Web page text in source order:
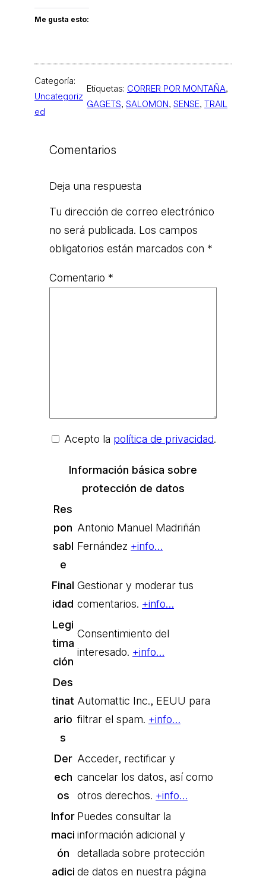
Me gusta esto:
Categoría:
Uncategoriz
ed
Etiquetas: CORRER POR MONTAÑA
GAGETS, SALOMON, SENSE, TRAIL
Comentarios
Deja una respuesta
Tu dirección de correo electrónico
no será publicada. Los campos
obligatorios están marcados con *
Comentario *
Acepto la política de privacidad.
Información básica sobre
protección de datos
Res
pon
sabl
e
Antonio Manuel Madriñán
Fernández +info…
Final
idad
Gestionar y moderar tus
comentarios. +info…
Legi
tima
ción
Consentimiento del
interesado. +info…
Des
tinat
ario
s
Automattic Inc., EEUU para
filtrar el spam. +info…
Der
ech
os
Acceder, rectificar y
cancelar los datos, así como
otros derechos. +info…
Infor
maci
ón
adici
Puedes consultar la
información adicional y
detallada sobre protección
de datos en nuestra página